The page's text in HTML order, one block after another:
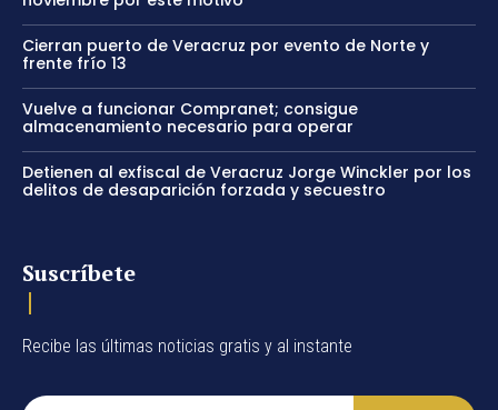
Cierran puerto de Veracruz por evento de Norte y
frente frío 13
Vuelve a funcionar Compranet; consigue
almacenamiento necesario para operar
Detienen al exfiscal de Veracruz Jorge Winckler por los
delitos de desaparición forzada y secuestro
Suscríbete
Recibe las últimas noticias gratis y al instante